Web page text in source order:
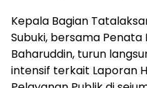
Kepala Bagian
Subuki, bersama
Baharuddin, turun
intensif terkait Laporan